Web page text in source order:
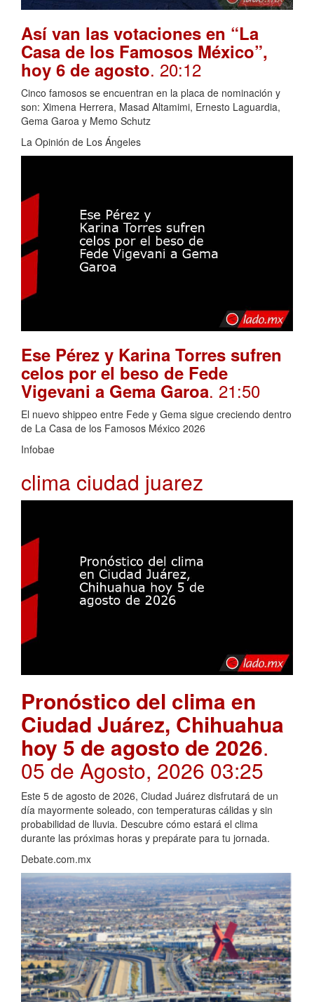
Así van las votaciones en “La
Casa de los Famosos México”,
hoy 6 de agosto. 20:12
Cinco famosos se encuentran en la placa de nominación y
son: Ximena Herrera, Masad Altamimi, Ernesto Laguardia,
Gema Garoa y Memo Schutz
La Opinión de Los Ángeles
Ese Pérez y Karina Torres sufren
celos por el beso de Fede
Vigevani a Gema Garoa. 21:50
El nuevo shippeo entre Fede y Gema sigue creciendo dentro
de La Casa de los Famosos México 2026
Infobae
clima ciudad juarez
Pronóstico del clima en
Ciudad Juárez, Chihuahua
hoy 5 de agosto de 2026.
05 de Agosto, 2026 03:25
Este 5 de agosto de 2026, Ciudad Juárez disfrutará de un
día mayormente soleado, con temperaturas cálidas y sin
probabilidad de lluvia. Descubre cómo estará el clima
durante las próximas horas y prepárate para tu jornada.
Debate.com.mx